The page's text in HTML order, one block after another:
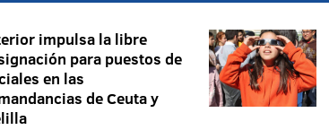
impulsa la libre
para puestos de
en las
de Ceuta y